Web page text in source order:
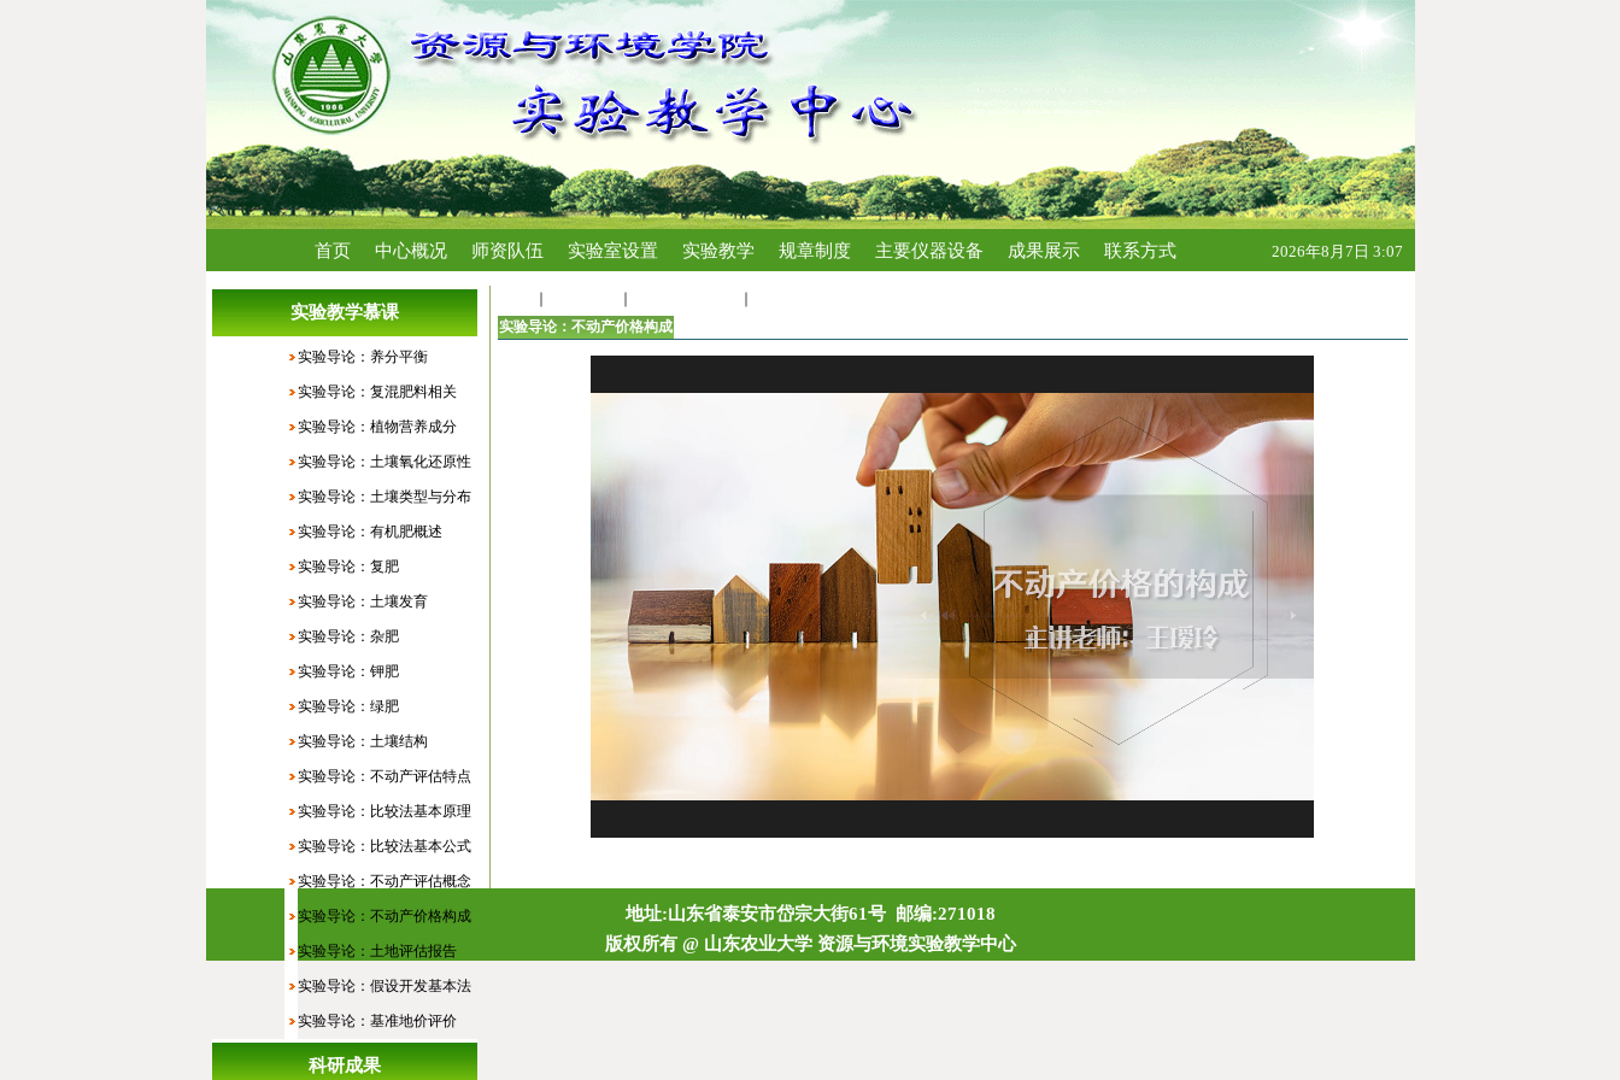
首页 中心概况 师资队伍 实验室设置 实验教学 规章制度 主要仪器设备 成果展示 联系方式 2026年8月7日 3:07
实验教学慕课
实验导论：养分平衡
实验导论：复混肥料相关
实验导论：植物营养成分
实验导论：土壤氧化还原性
实验导论：土壤类型与分布
实验导论：有机肥概述
实验导论：复肥
实验导论：土壤发育
实验导论：杂肥
实验导论：钾肥
实验导论：绿肥
实验导论：土壤结构
实验导论：不动产评估特点
实验导论：比较法基本原理
实验导论：比较法基本公式
实验导论：不动产评估概念
实验导论：不动产价格构成
实验导论：土地评估报告
实验导论：假设开发基本法
实验导论：基准地价评价
科研成果
实验导论：不动产价格构成
地址:山东省泰安市岱宗大街61号 邮编:271018
版权所有 @ 山东农业大学 资源与环境实验教学中心